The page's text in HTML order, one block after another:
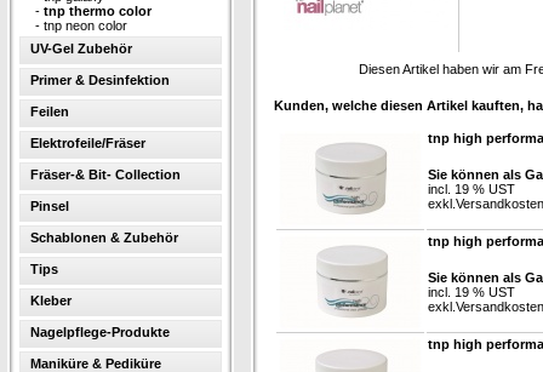
- tnp thermo color
- tnp neon color
UV-Gel Zubehör
Primer & Desinfektion
Feilen
Elektrofeile/Fräser
Fräser-& Bit- Collection
Pinsel
Schablonen & Zubehör
Tips
Kleber
Nagelpflege-Produkte
Maniküre & Pediküre
Diesen Artikel haben wir am
Kunden, welche diesen Artikel kauften,
tnp high
Sie können als
incl. 19 % UST
exkl. Versandkosten
tnp high
Sie können als
incl. 19 % UST
exkl. Versandkosten
tnp high